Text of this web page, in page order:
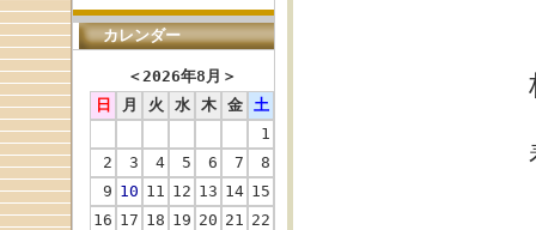
カレンダー
＜2026年8月 ＞
日
月 火 水 木 金
土
1
2
3 4 5 6 7
8
9 10 11 12 13 14 15
16 17 18 19 20 21 22